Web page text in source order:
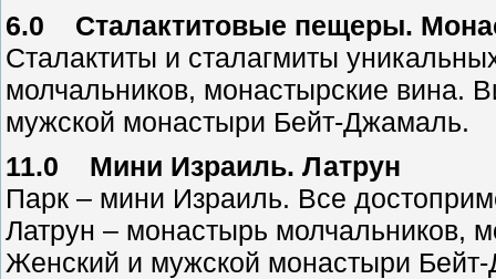
6.0 Сталактитовые пещеры.
Сталактиты и сталагмиты
молчальников, монастырские вина.
мужской монастыри Бейт-Джамаль.
11.0 Мини Израиль. Латрун
Парк – мини Израиль. Все
Латрун – монастырь молчальников,
Женский и мужской монастыри